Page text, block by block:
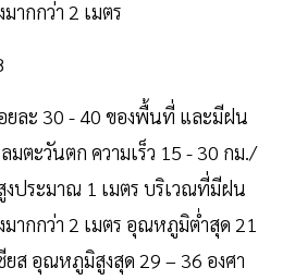
ากกว่า 2 เมตร
ยละ 30 - 40 ของพื้นที่ และมีฝน
ตะวันตก ความเร็ว 15 - 30 กม./
ประมาณ 1 เมตร บริเวณที่มีฝน
ากกว่า 2 เมตร อุณหภูมิต่ำสุด 21
ยส อุณหภูมิสูงสุด 29 – 36 องศา